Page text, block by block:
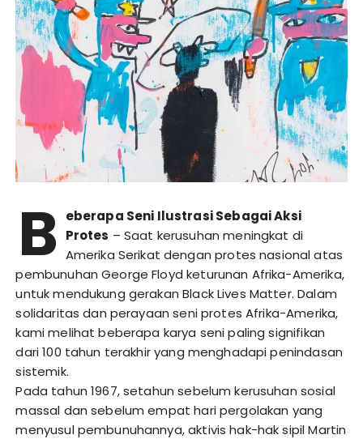
B
eberapa Seni Ilustrasi Sebagai Aksi
Protes – Saat kerusuhan meningkat di
Amerika Serikat dengan protes nasional atas
pembunuhan George Floyd keturunan Afrika-Amerika,
untuk mendukung gerakan Black Lives Matter. Dalam
solidaritas dan perayaan seni protes Afrika-Amerika,
kami melihat beberapa karya seni paling signifikan
dari 100 tahun terakhir yang menghadapi penindasan
sistemik.
Pada tahun 1967, setahun sebelum kerusuhan sosial
massal dan sebelum empat hari pergolakan yang
menyusul pembunuhannya, aktivis hak-hak sipil Martin